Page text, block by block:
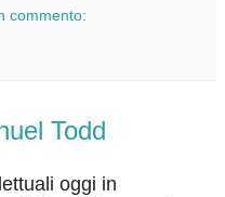
commento:
Todd
oggi in